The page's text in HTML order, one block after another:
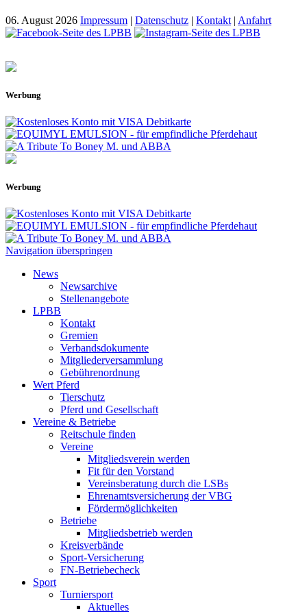
06. August 2026 Impressum | Datenschutz | Kontakt | Anfahrt
Werbung
Werbung
Navigation überspringen
News
Newsarchive
Stellenangebote
LPBB
Kontakt
Gremien
Verbandsdokumente
Mitgliederversammlung
Gebührenordnung
Wert Pferd
Tierschutz
Pferd und Gesellschaft
Vereine & Betriebe
Reitschule finden
Vereine
Mitgliedsverein werden
Fit für den Vorstand
Vereinsberatung durch die LSBs
Ehrenamtsversicherung der VBG
Fördermöglichkeiten
Betriebe
Mitgliedsbetrieb werden
Kreisverbände
Sport-Versicherung
FN-Betriebecheck
Sport
Turniersport
Aktuelles